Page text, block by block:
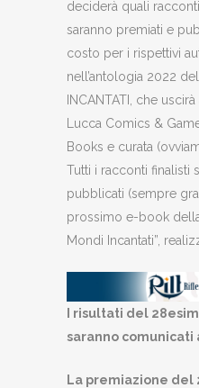
deciderà quali
saranno premiati e
costo per i rispettivi
nell’antologia 2022
INCANTATI, che
Lucca Comics &
Books e curata
Tutti i racconti finalisti
pubblicati (sempre
prossimo e-book
Mondi Incantati”,
I risultati del
saranno comunicati
La premiazione del